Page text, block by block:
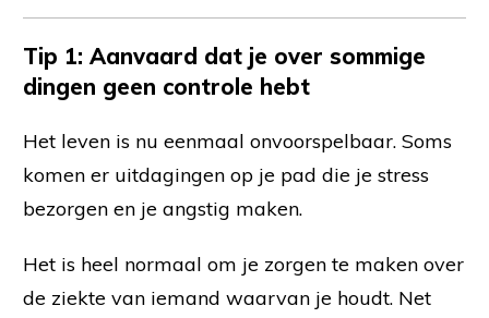
Tip 1: Aanvaard dat je over sommige
dingen geen controle hebt
Het leven is nu eenmaal onvoorspelbaar. Soms
komen er uitdagingen op je pad die je stress
bezorgen en je angstig maken.
Het is heel normaal om je zorgen te maken over
de ziekte van iemand waarvan je houdt. Net